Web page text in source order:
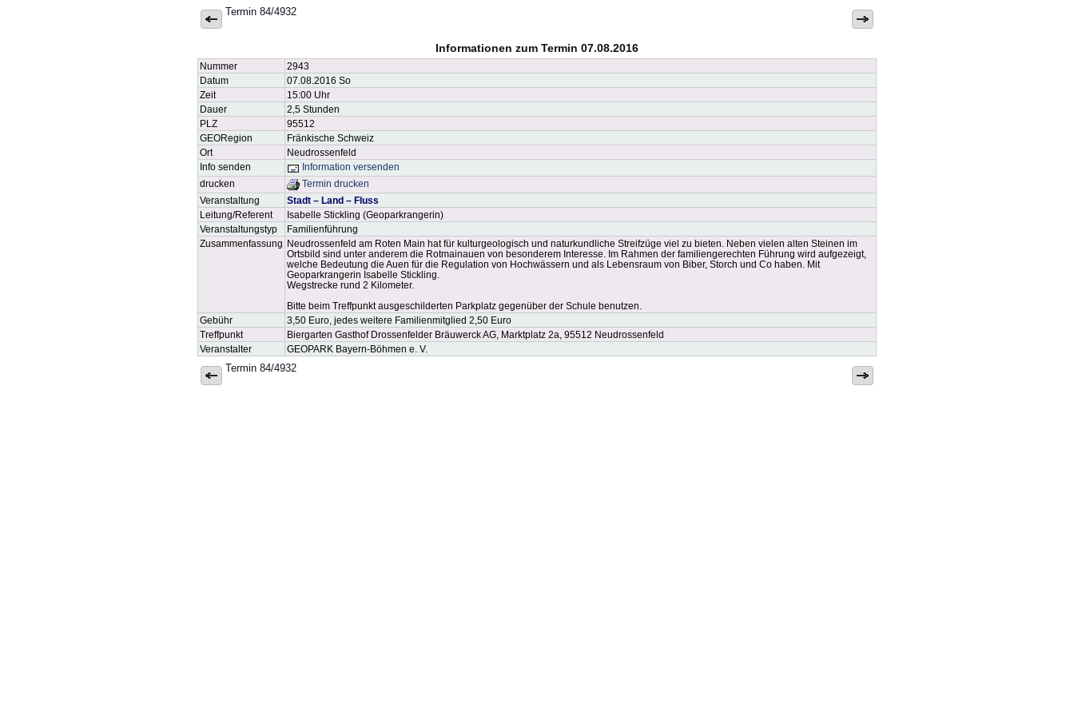
Termin 84/4932
Informationen zum Termin 07.08.2016
Nummer
2943
Datum
07.08.2016 So
Zeit
15:00 Uhr
Dauer
2,5 Stunden
PLZ
95512
GEORegion
Fränkische Schweiz
Ort
Neudrossenfeld
Info senden
Information versenden
drucken
Termin drucken
Veranstaltung
Stadt – Land – Fluss
Leitung/Referent
Isabelle Stickling (Geoparkrangerin)
Veranstaltungstyp
Familienführung
Zusammenfassung Neudrossenfeld am Roten Main hat für kulturgeologisch und naturkundliche Streifzüge viel zu bieten. Neben vielen alten Steinen im
Ortsbild sind unter anderem die Rotmainauen von besonderem Interesse. Im Rahmen der familiengerechten Führung wird aufgezeigt,
welche Bedeutung die Auen für die Regulation von Hochwässern und als Lebensraum von Biber, Storch und Co haben. Mit
Geoparkrangerin Isabelle Stickling.
Wegstrecke rund 2 Kilometer.
Bitte beim Treffpunkt ausgeschilderten Parkplatz gegenüber der Schule benutzen.
Gebühr
3,50 Euro, jedes weitere Familienmitglied 2,50 Euro
Treffpunkt
Biergarten Gasthof Drossenfelder Bräuwerck AG, Marktplatz 2a, 95512 Neudrossenfeld
Veranstalter
GEOPARK Bayern-Böhmen e. V.
Termin 84/4932